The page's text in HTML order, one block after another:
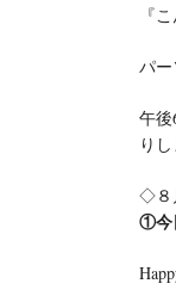
『
パー
午
り
◇８
①今